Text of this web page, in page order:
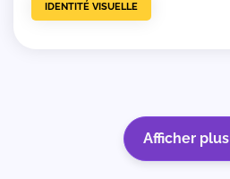
IDENTITÉ VISUELLE
Afficher plus